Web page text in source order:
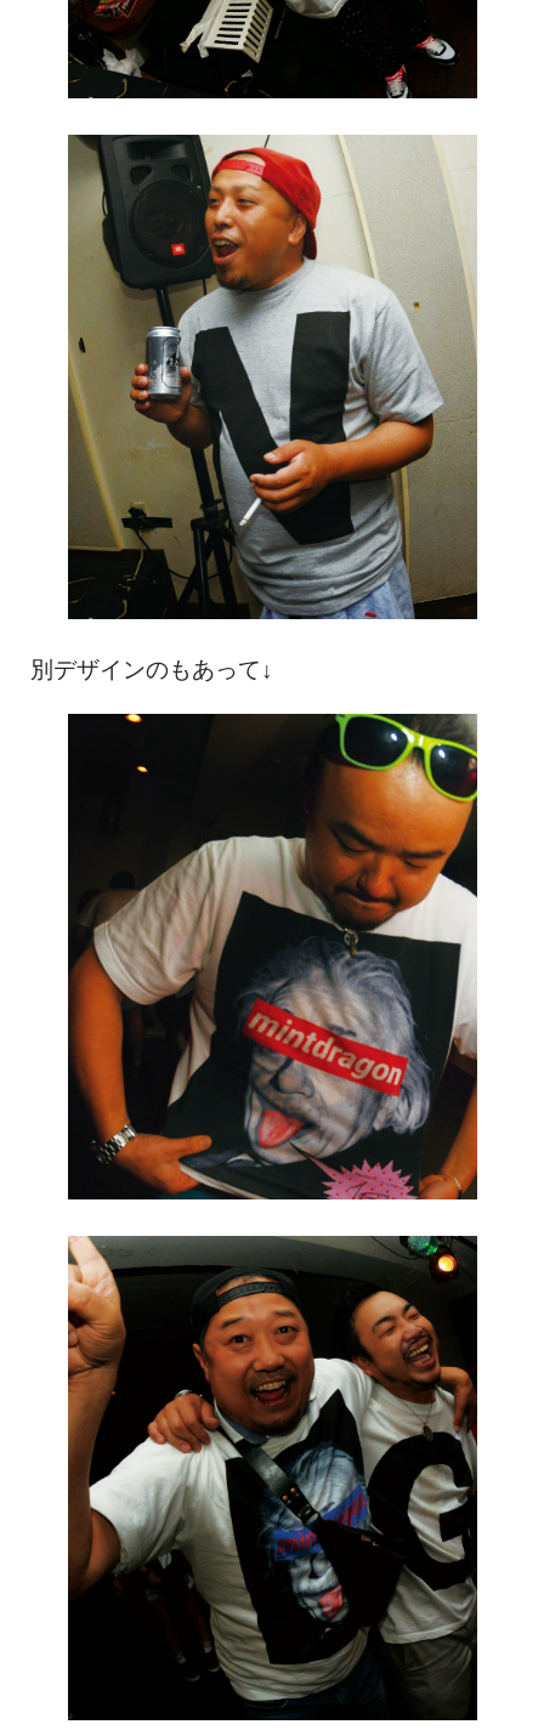
別デザインのもあって↓